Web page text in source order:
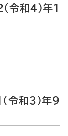
和4）年1
令和3）年9